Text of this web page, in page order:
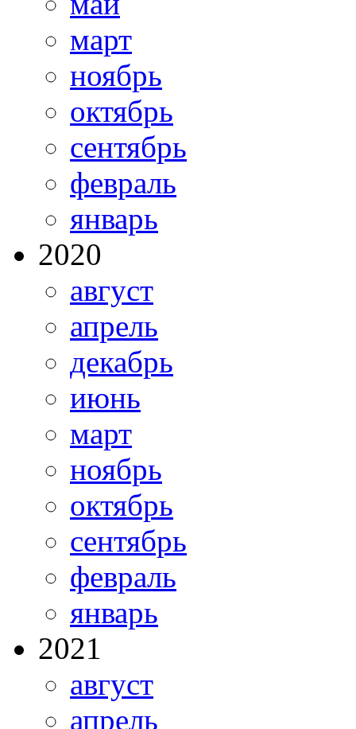
март
ноябрь
октябрь
сентябрь
февраль
январь
2020
август
апрель
декабрь
июнь
март
ноябрь
октябрь
сентябрь
февраль
январь
2021
август
апрель